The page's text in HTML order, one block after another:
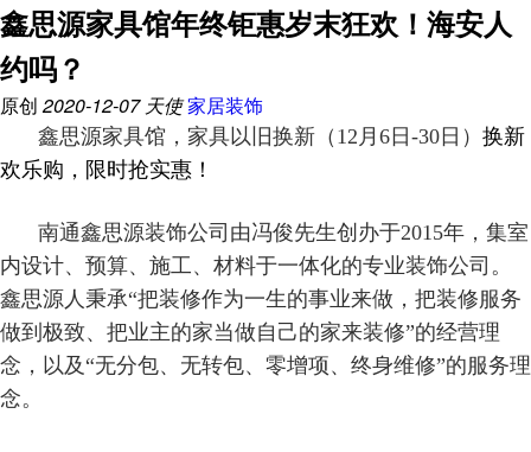
鑫思源家具馆年终钜惠岁末狂欢！海安人
约吗？
原创 2020-12-07 天使家居装饰
鑫思源家具馆， 家具以旧换新（12月6日-30日） 换新
欢乐购，限时抢实惠！
南通鑫思源装饰公司由冯俊先生创办于2015年，集室
内设计、预算、施工、材料于一体化的专业装饰公司。
鑫思源人秉承“把装修作为一生的事业来做，把装修服务
做到极致、把业主的家当做自己的家来装修”的经营理
念，以及“无分包、无转包、零增项、终身维修”的服务理
念。